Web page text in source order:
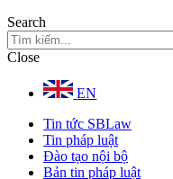
Search
Close
EN
Tin tức SBLaw
Tin pháp luật
Đào tạo nội bộ
Bản tin pháp luật